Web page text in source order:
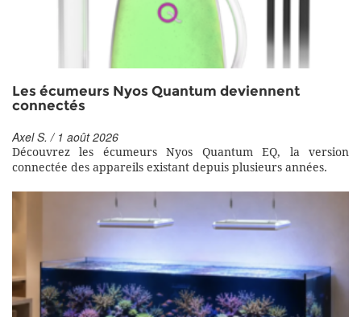
Les écumeurs Nyos Quantum deviennent
connectés
Axel S. / 1 août 2026
Découvrez les écumeurs Nyos Quantum EQ, la version
connectée des appareils existant depuis plusieurs années.